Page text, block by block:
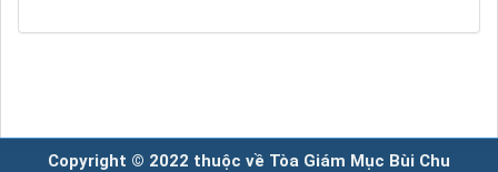
Copyright © 2022 thuộc về Tòa Giám Mục Bùi Chu